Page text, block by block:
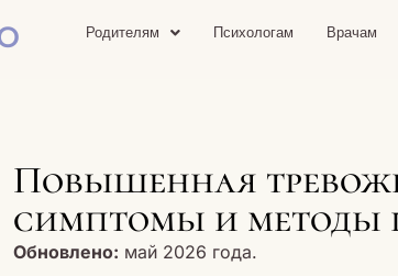
Родителям Психологам Врачам
Повышенная
симптомы и
Обновлено: май 2026 года.